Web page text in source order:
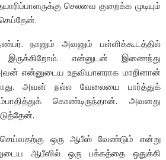
செலவை குறைக்க முடியும்
நானும் அவனும் பள்ளிக்கூடத்தில்
இருக்கிறோம். என்னுடன் இணைந்து
என்னுடைய உதவியாளராக மாறினான்
அவன் நல்ல வேலையை பார்த்துக்
கொண்டிருந்தான். அவனது
ஒரு ஆபீஸ் வேண்டும் என்று
ஆபீஸில் ஒரு பக்கத்தை ஒதுக்கி